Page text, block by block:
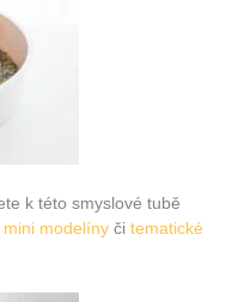
k této smyslové tubě
mini modelíny či tematické